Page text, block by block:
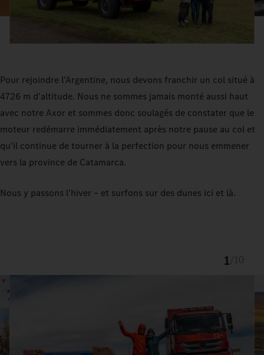
Pour rejoindre l’Argentine, nous devons franchir un col situé à
4726 m d'altitude. Nous ne sommes jamais monté aussi haut
avec notre Axor et sommes donc soulagés de constater que le
moteur redémarre immédiatement après notre pause au col et
qu'il continue de tourner à la perfection pour nous emmener
vers la province de Catamarca.
Nous y passons l’hiver – et surfons sur des dunes ici et là.
1